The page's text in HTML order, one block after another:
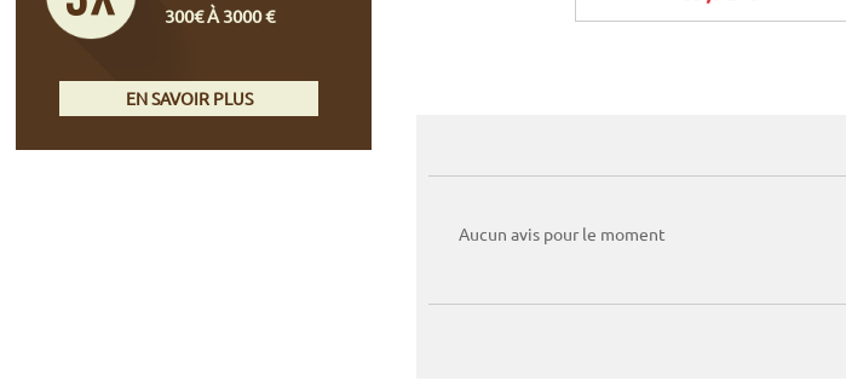
Aucun avis pour le moment
300€ À 3000 €
EN SAVOIR PLUS